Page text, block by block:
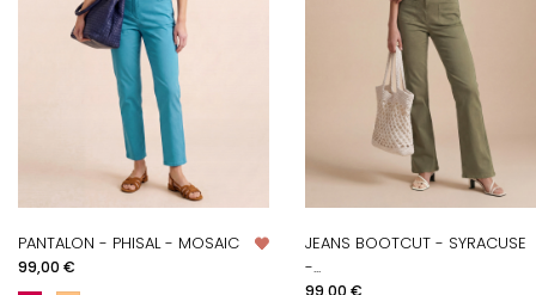
PANTALON - PHISAL - MOSAIC
Prix
99,00 €
JEANS BOOTCUT - SYRACUSE
-...
Prix
99,00 €